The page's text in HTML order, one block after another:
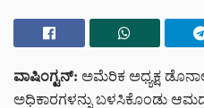
ವಾಷಿಂಗ್ಟನ್: ಅಮೆರಿಕ ಅಧ್ಯಕ್ಷ
ಅಧಿಕಾರಗಳನ್ನು ಬಳಸಿಕೊಂಡು